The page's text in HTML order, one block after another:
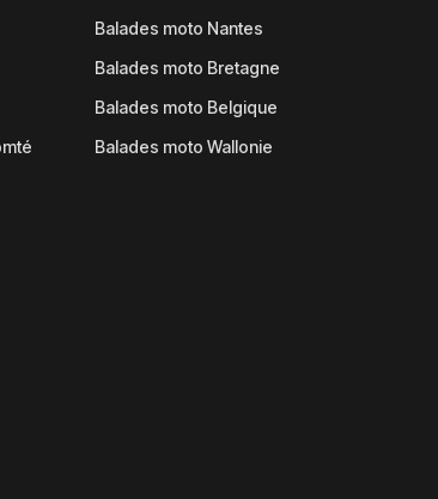
Balades moto Nantes
Balades moto Bretagne
Balades moto Belgique
Balades moto Wallonie